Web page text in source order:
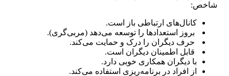
شاخص:
کانال‌های ارتباطی باز است.
بروز استعدادها را توسعه می‌دهد (مربی‌گری).
حرف دیگران را درک و حمایت می‌کند.
قابل اطمینان دیگران است.
با دیگران همکاری خوبی دارد.
از افراد در برنامه‌ریزی استفاده می‌کند.